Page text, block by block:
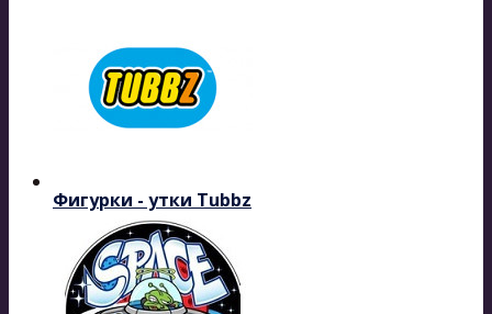
Фигурки - утки Tubbz